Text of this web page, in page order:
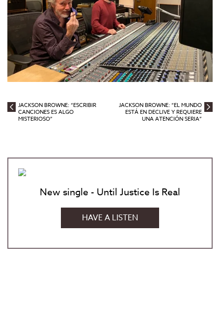
JACKSON BROWNE: “ESCRIBIR
CANCIONES ES ALGO
MISTERIOSO”
JACKSON BROWNE: “EL MUNDO
ESTÁ EN DECLIVE Y REQUIERE
UNA ATENCIÓN SERIA”
New single - Until Justice Is Real
HAVE A LISTEN